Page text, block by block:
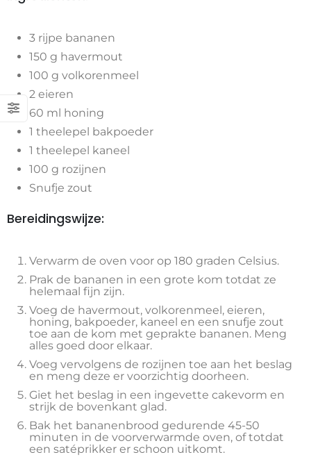
3 rijpe bananen
150 g havermout
100 g volkorenmeel
2 eieren
60 ml honing
1 theelepel bakpoeder
1 theelepel kaneel
100 g rozijnen
Snufje zout
Bereidingswijze:
Verwarm de oven voor op 180 graden Celsius.
Prak de bananen in een grote kom totdat ze
helemaal fijn zijn.
Voeg de havermout, volkorenmeel, eieren,
honing, bakpoeder, kaneel en een snufje zout
toe aan de kom met geprakte bananen. Meng
alles goed door elkaar.
Voeg vervolgens de rozijnen toe aan het beslag
en meng deze er voorzichtig doorheen.
Giet het beslag in een ingevette cakevorm en
strijk de bovenkant glad.
Bak het bananenbrood gedurende 45-50
minuten in de voorverwarmde oven, of totdat
een satéprikker er schoon uitkomt.